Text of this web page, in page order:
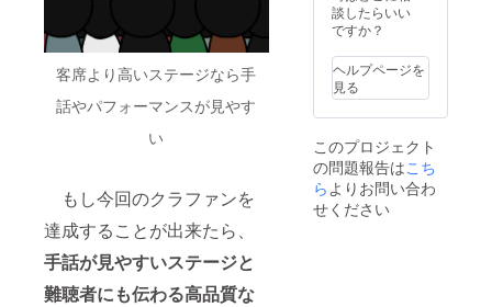
客席より高いステージなら手
話やパフォーマンスが見やす
い
もし今回のクラファンを
達成することが出来たら、
手話が見やすいステージと
難聴者にも伝わる高品質な
談したらいい
ですか？
ヘルプページを
見る
このプロジェクト
の問題報告はこち
ら よりお問い合わ
せください